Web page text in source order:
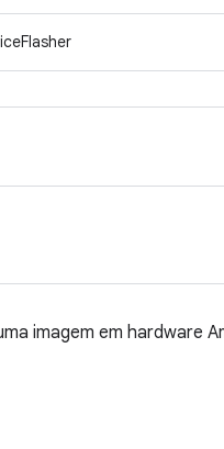
imagem em hardware